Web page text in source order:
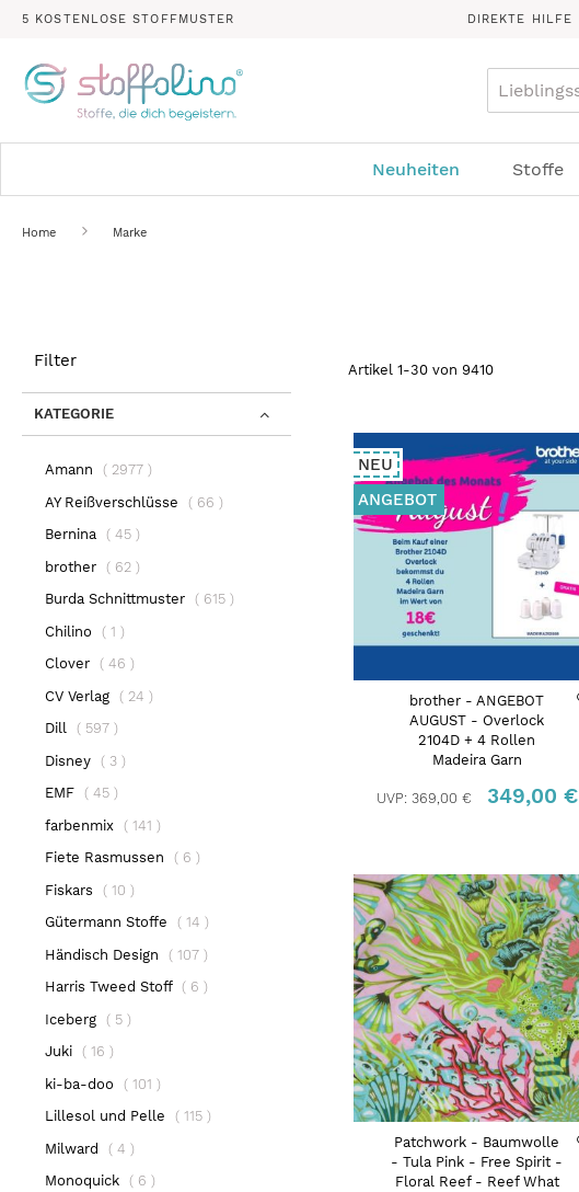
5 KOSTENLOSE STOFFMUSTER DIREKTE HILFE
Neuheiten Stoffe
Home Marke
Artikel 1-30von 9410
NEU
ANGEBOT
brother - ANGEBOT
AUGUST - Overlock
2104D + 4 Rollen
Madeira Garn
UVP: 369,00 € 349,00 €
Patchwork - Baumwolle
- Tula Pink - Free Spirit -
Floral Reef - Reef What
Filter
KATEGORIE
Amann 2977 Artikel
AY Reißverschlüsse 66 Artikel
Bernina 45 Artikel
brother 62 Artikel
Burda Schnittmuster 615 Artikel
Chilino 1 Artikel
Clover 46 Artikel
CV Verlag 24 Artikel
Dill 597 Artikel
Disney 3 Artikel
EMF 45 Artikel
farbenmix 141 Artikel
Fiete Rasmussen 6 Artikel
Fiskars 10 Artikel
Gütermann Stoffe 14 Artikel
Händisch Design 107 Artikel
Harris Tweed Stoff 6 Artikel
Iceberg 5 Artikel
Juki 16 Artikel
ki-ba-doo 101 Artikel
Lillesol und Pelle 115 Artikel
Milward 4 Artikel
Monoquick 6 Artikel